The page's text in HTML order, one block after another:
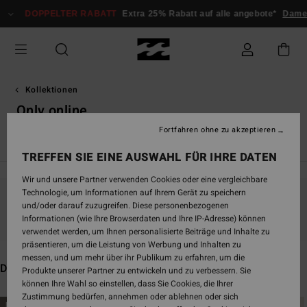
zur
Auswahl
springen
RABATT Extra 25% Rabatt auf alle angebote* Damen
Kollektionen
Only online
Bleib dabei, die Produkte sind bald wieder da
Das könnte dir auch gefallen
Direkt
Überspringen
BRANDNEU BRANDNEU
TREFFEN SIE EINE AUSWAHL FÜR IHRE DATEN
Wir und unsere Partner verwenden Cookies oder eine vergleichbare
Technologie, um Informationen auf Ihrem Gerät zu speichern
und/oder darauf zuzugreifen. Diese personenbezogenen
Informationen (wie Ihre Browserdaten und Ihre IP-Adresse) können
verwendet werden, um Ihnen personalisierte Beiträge und Inhalte zu
präsentieren, um die Leistung von Werbung und Inhalten zu
messen, und um mehr über ihr Publikum zu erfahren, um die
Produkte unserer Partner zu entwickeln und zu verbessern. Sie
können Ihre Wahl so einstellen, dass Sie Cookies, die Ihrer
Zustimmung bedürfen, annehmen oder ablehnen oder sich
Fortfahren ohne zu akzeptieren